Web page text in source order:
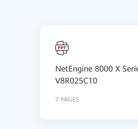
NetEngine 8000 X
V8R025C10
7 PAGES